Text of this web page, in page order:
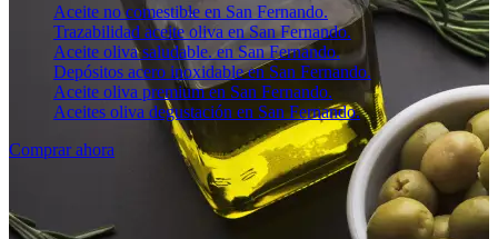
Aceite no comestible en San Fernando.
Trazabilidad aceite oliva en San Fernando.
Aceite oliva saludable. en San Fernando.
Depósitos acero inoxidable en San Fernando.
Aceite oliva premium en San Fernando.
Aceites oliva degustación en San Fernando.
Comprar ahora